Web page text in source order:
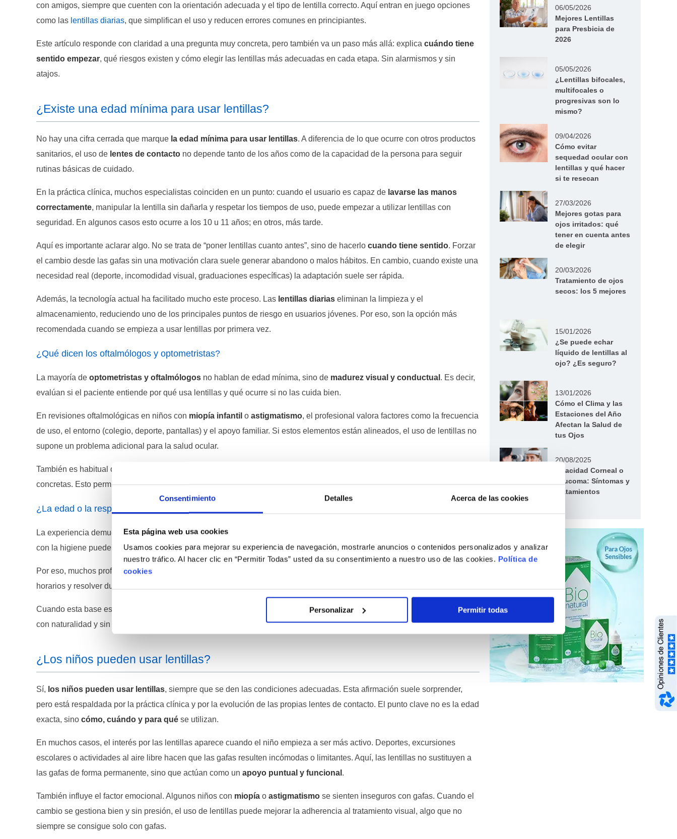
Consentimiento Detalles Acerca de las cookies
Esta página web usa cookies
Usamos cookies para mejorar su experiencia de navegación, mostrarle anuncios o contenidos personalizados y analizar
nuestro tráfico. Al hacer clic en “Permitir Todas” usted da su consentimiento a nuestro uso de las cookies. Política de
cookies
Personalizar Permitir todas
con amigos, siempre que cuenten con la orientación adecuada y el tipo de lentilla correcto. Aquí entran en juego opciones
como las lentillas diarias, que simplifican el uso y reducen errores comunes en principiantes.
Este artículo responde con claridad a una pregunta muy concreta, pero también va un paso más allá: explica cuándo tiene
sentido empezar, qué riesgos existen y cómo elegir las lentillas más adecuadas en cada etapa. Sin alarmismos y sin
atajos.
¿Existe una edad mínima para usar lentillas?
No hay una cifra cerrada que marque la edad mínima para usar lentillas. A diferencia de lo que ocurre con otros productos
sanitarios, el uso de lentes de contacto no depende tanto de los años como de la capacidad de la persona para seguir
rutinas básicas de cuidado.
En la práctica clínica, muchos especialistas coinciden en un punto: cuando el usuario es capaz de lavarse las manos
correctamente, manipular la lentilla sin dañarla y respetar los tiempos de uso, puede empezar a utilizar lentillas con
seguridad. En algunos casos esto ocurre a los 10 u 11 años; en otros, más tarde.
Aquí es importante aclarar algo. No se trata de “poner lentillas cuanto antes”, sino de hacerlo cuando tiene sentido. Forzar
el cambio desde las gafas sin una motivación clara suele generar abandono o malos hábitos. En cambio, cuando existe una
necesidad real (deporte, incomodidad visual, graduaciones específicas) la adaptación suele ser rápida.
Además, la tecnología actual ha facilitado mucho este proceso. Las lentillas diarias eliminan la limpieza y el
almacenamiento, reduciendo uno de los principales puntos de riesgo en usuarios jóvenes. Por eso, son la opción más
recomendada cuando se empieza a usar lentillas por primera vez.
¿Qué dicen los oftalmólogos y optometristas?
La mayoría de optometristas y oftalmólogos no hablan de edad mínima, sino de madurez visual y conductual . Es decir,
evalúan si el paciente entiende por qué usa lentillas y qué ocurre si no las cuida bien.
En revisiones oftalmológicas en niños con miopía infantil o astigmatismo, el profesional valora factores como la frecuencia
de uso, el entorno (colegio, deporte, pantallas) y el apoyo familiar. Si estos elementos están alineados, el uso de lentillas no
supone un problema adicional para la salud ocular.
También es habitual que recomienden empezar con
concretas. Esto permite crear hábito sin una exposición excesiva.
¿La edad o la responsabilidad es lo más importante?
La experiencia demuestra que laresponsabilidadpesa más que la fecha de nacimiento. Un adolescente poco constante
con la higiene puede tener más problemas que un niño que sigue las indicaciones al detalle.
Por eso, muchos profesionales implican a los padres en las primeras semanas. Supervisar la colocación, revisar los
horarios y resolver dudas reduce errores frecuentes como dormir con las lentillas o usarlas más horas de las recomendadas.
Cuando esta base está bien asentada, la edad deja de ser un obstáculo real. El uso de lentillas se integra en la rutina diaria
con naturalidad y sin complicaciones innecesarias.
¿Los niños pueden usar lentillas?
Sí, los niños pueden usar lentillas, siempre que se den las condiciones adecuadas. Esta afirmación suele sorprender,
pero está respaldada por la práctica clínica y por la evolución de las propias lentes de contacto. El punto clave no es la edad
exacta, sino cómo, cuándo y para qué se utilizan.
En muchos casos, el interés por las lentillas aparece cuando el niño empieza a ser más activo. Deportes, excursiones
escolares o actividades al aire libre hacen que las gafas resulten incómodas o limitantes. Aquí, las lentillas no sustituyen a
las gafas de forma permanente, sino que actúan como un apoyo puntual y funcional .
También influye el factor emocional. Algunos niños con miopía o astigmatismo se sienten inseguros con gafas. Cuando el
cambio se gestiona bien y sin presión, el uso de lentillas puede mejorar la adherencia al tratamiento visual, algo que no
siempre se consigue solo con gafas.
06/05/2026
Mejores Lentillas
para Presbicia de
2026
05/05/2026
¿Lentillas bifocales,
multifocales o
progresivas son lo
mismo?
09/04/2026
Cómo evitar
sequedad ocular con
lentillas y qué hacer
si te resecan
27/03/2026
Mejores gotas para
ojos irritados: qué
tener en cuenta antes
de elegir
20/03/2026
Tratamiento de ojos
secos: los 5 mejores
15/01/2026
¿Se puede echar
líquido de lentillas al
ojo? ¿Es seguro?
13/01/2026
Cómo el Clima y las
Estaciones del Año
Afectan la Salud de
tus Ojos
20/08/2025
Opacidad Corneal o
Leucoma: Síntomas y
Tratamientos